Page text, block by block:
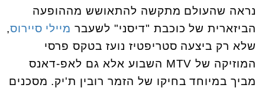
נראה שהעולם מתקשה להתאושש מההופעה
הביזארית של כוכבת "דיסני" לשעבר מיילי סיירוס,
שלא רק ביצעה סטריפטיז נועז בטקס פרסי
המוזיקה של MTV השבוע אלא גם לאפ-דאנס
מביך במיוחד בחיקו של הזמר רובין ת'יק. מסכנים